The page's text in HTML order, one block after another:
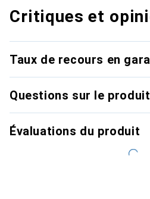
Critiques et
Taux de recours en
Questions sur le produit
Évaluations du produit